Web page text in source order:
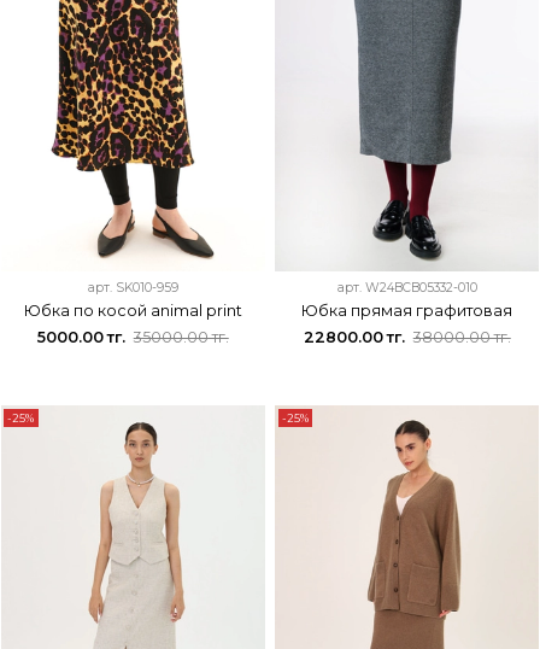
арт. SK010-959
Юбка по косой animal print
5000.00 тг. 35000.00 тг.
арт. W24BCB05332-010
Юбка прямая графитовая
22800.00 тг. 38000.00 тг.
-25% -25%